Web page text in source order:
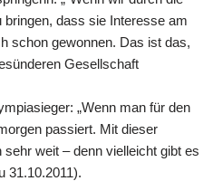
dass sie Interesse am
schon gewonnen. Das ist das,
Gesellschaft
„Wenn man für den
passiert. Mit dieser
weit – denn vielleicht gibt es
31.10.2011).